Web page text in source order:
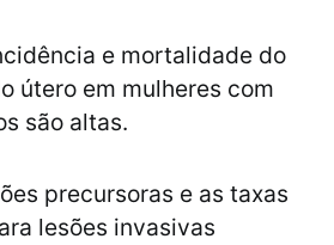
e mortalidade do
útero em mulheres com
são altas.
precursoras e as taxas
lesões invasivas